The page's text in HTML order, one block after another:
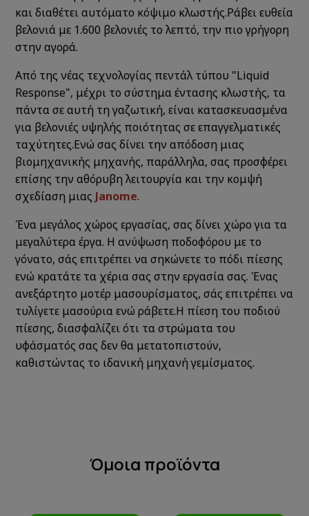
και διαθέτει αυτόματο κόψιμο κλωστής.Ράβει ευθεία
βελονιά με 1.600 βελονιές το λεπτό, την πιο γρήγορη
στην αγορά.
Από της νέας τεχνολογίας πεντάλ τύπου "Liquid
Response", μέχρι το σύστημα έντασης κλωστής, τα
πάντα σε αυτή τη γαζωτική, είναι κατασκευασμένα
για βελονιές υψηλής ποιότητας σε επαγγελματικές
ταχύτητες.Ενώ σας δίνει την απόδοση μιας
βιομηχανικής μηχανής, παράλληλα, σας προσφέρει
επίσης την αθόρυβη λειτουργία και την κομψή
σχεδίαση μιας Janome.
Ένα μεγάλος χώρος εργασίας, σας δίνει χώρο για τα
μεγαλύτερα έργα. Η ανύψωση ποδοφόρου με το
γόνατο, σάς επιτρέπει να σηκώνετε το πόδι πίεσης
ενώ κρατάτε τα χέρια σας στην εργασία σας. Ένας
ανεξάρτητο μοτέρ μασουρίσματος, σάς επιτρέπει να
τυλίγετε μασούρια ενώ ράβετε.Η πίεση του ποδιού
πίεσης, διασφαλίζει ότι τα στρώματα του
υφάσματός σας δεν θα μετατοπιστούν,
καθιστώντας το ιδανική μηχανή γεμίσματος.
Όμοια προϊόντα